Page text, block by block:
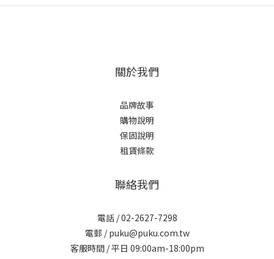
關於我們
品牌故事
購物說明
保固說明
租賃條款
聯絡我們
電話 / 02-2627-7298
電郵 / puku@puku.com.tw
客服時間 / 平日 09:00am-18:00pm